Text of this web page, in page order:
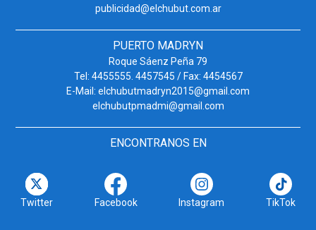
publicidad@elchubut.com.ar
PUERTO MADRYN
Roque Sáenz Peña 79
Tel: 4455555. 4457545 / Fax: 4454567
E-Mail: elchubutmadryn2015@gmail.com
elchubutpmadmi@gmail.com
ENCONTRANOS EN
Twitter Facebook Instagram TikTok